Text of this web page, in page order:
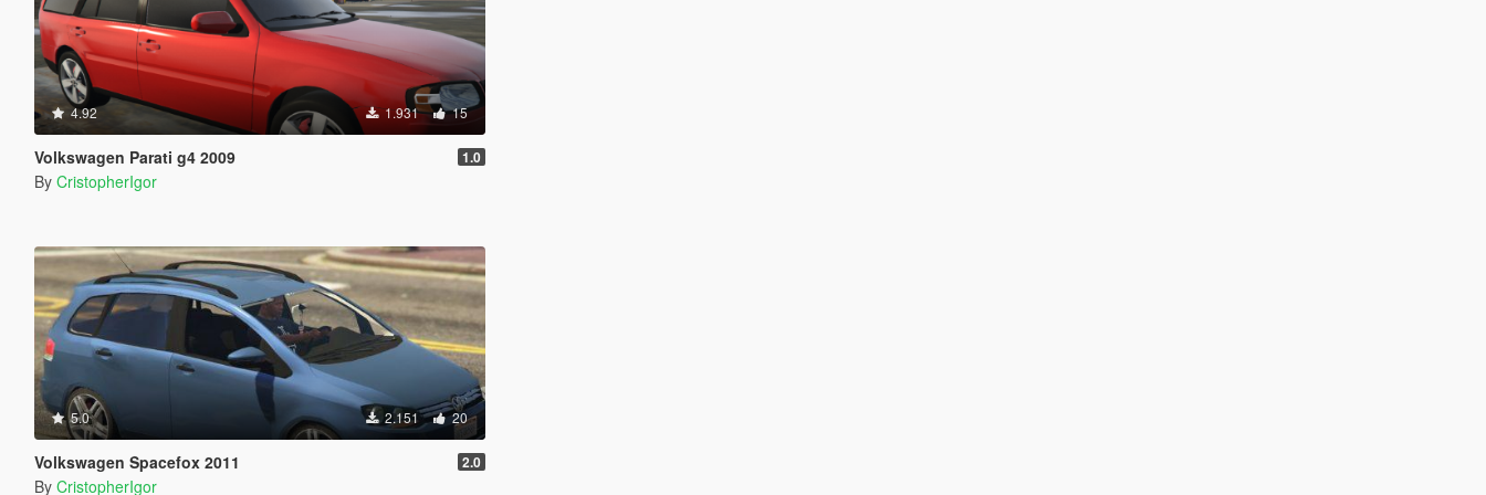
4.92 1.931 15
Volkswagen Parati g4 2009 1.0
By CristopherIgor
5.0 2.151 20
Volkswagen Spacefox 2011 2.0
By CristopherIgor